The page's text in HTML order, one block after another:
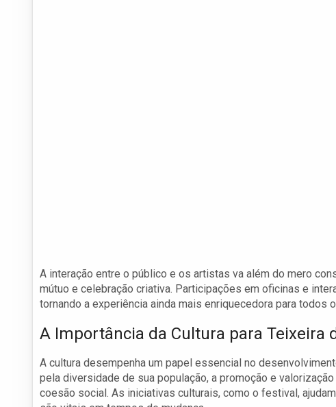
A interação entre o público e os artistas va além do mero
mútuo e celebração criativa. Participações em oficinas e
tornando a experiência ainda mais enriquecedora para todos
A Importância da Cultura para Teixeira
A cultura desempenha um papel essencial no
pela diversidade de sua população, a promoção e
coesão social. As iniciativas culturais, como o festival,